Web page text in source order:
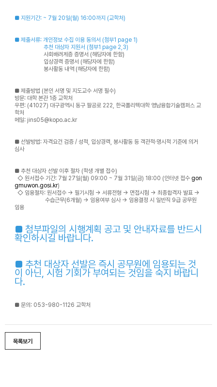
■ 지원기간: ~ 7월 20일(월) 16:00까지 (교학처)
■ 제출서류: 개인정보 수집 이용 동의서 (첨부1 page 1)
추천 대상자 지원서 (첨부1 page 2,3)
사회배려계층 증명서 (해당자에 한함)
입상경력 증명서 (해당자에 한함)
봉사활동 내역 (해당자에 한함)
■ 제출방법 (본인 서명 및 지도교수 서명 필수)
방문: 대학 본관 1층 교학처
우편: (41027) 대구광역시 동구 팔공로 222, 한국폴리텍대학 영남융합기술캠퍼스 교
학처
메일: jins05@kopo.ac.kr
■ 선발방법: 자격요건 검증 / 성적, 입상경력, 봉사활동 등 객관적·명시적 기준에 의거
심사
■ 추천 대상자 선발 이후 절차 (학생 개별 접수)
◇ 원서접수 기간: 7월 27일(월) 09:00 ~ 7월 31일(금) 18:00 (인터넷 접수 gon
gmuwon.gosi.kr)
◇ 임용절차: 원서접수 → 필기시험 → 서류전형 → 면접시험 → 최종합격자 발표 →
수습근무(6개월) → 임용여부 심사 → 임용결정 시 일반직 9급 공무원
임용
■ 첨부파일의 시행계획 공고 및 안내자료를 반드시
확인하시길 바랍니다.
■ 추천 대상자 선발은 즉시 공무원에 임용되는 것
이 아닌, 시험 기회가 부여되는 것임을 숙지 바랍니
다.
■ 문의: 053-980-1126 교학처
목록보기